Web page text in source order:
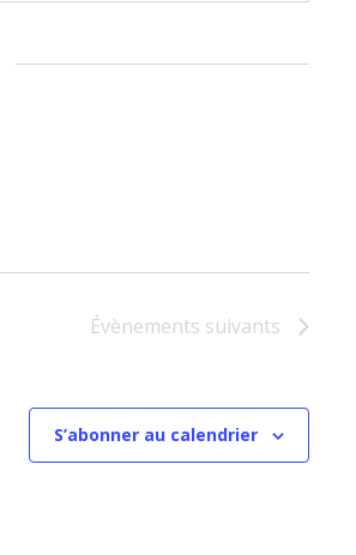
Évènements suivants
S’abonner au calendrier